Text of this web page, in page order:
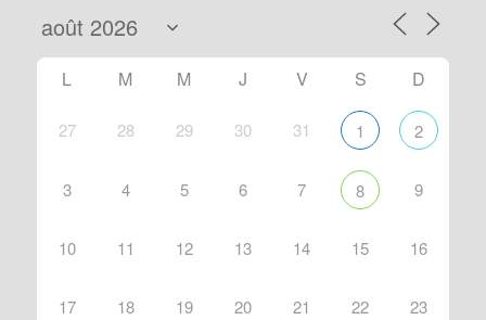
L M M J V S D
27 28 29 30 31 1 2
3 4 5 6 7 8 9
10 11 12 13 14 15 16
17 18 19 20 21 22 23